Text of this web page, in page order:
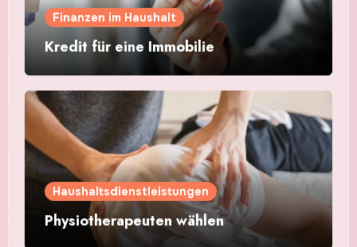
Finanzen im Haushalt
Kredit für eine Immobilie
Haushaltsdienstleistungen
Physiotherapeuten wählen